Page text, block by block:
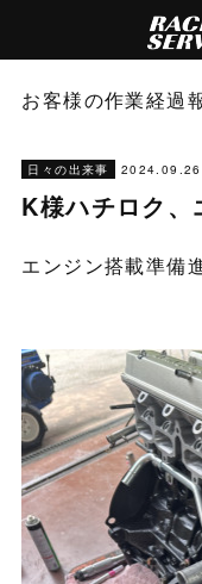
お客様の作業経過
日々の出来事
K様ハチロク、
エンジン搭載準備